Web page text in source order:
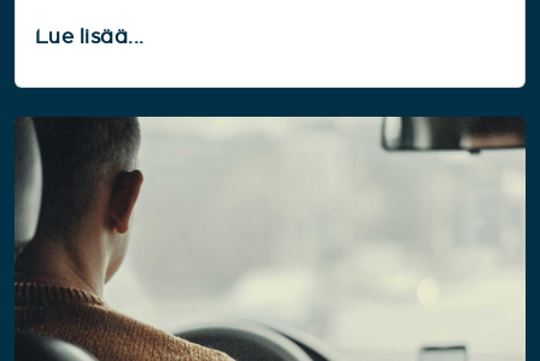
Lue lisää...